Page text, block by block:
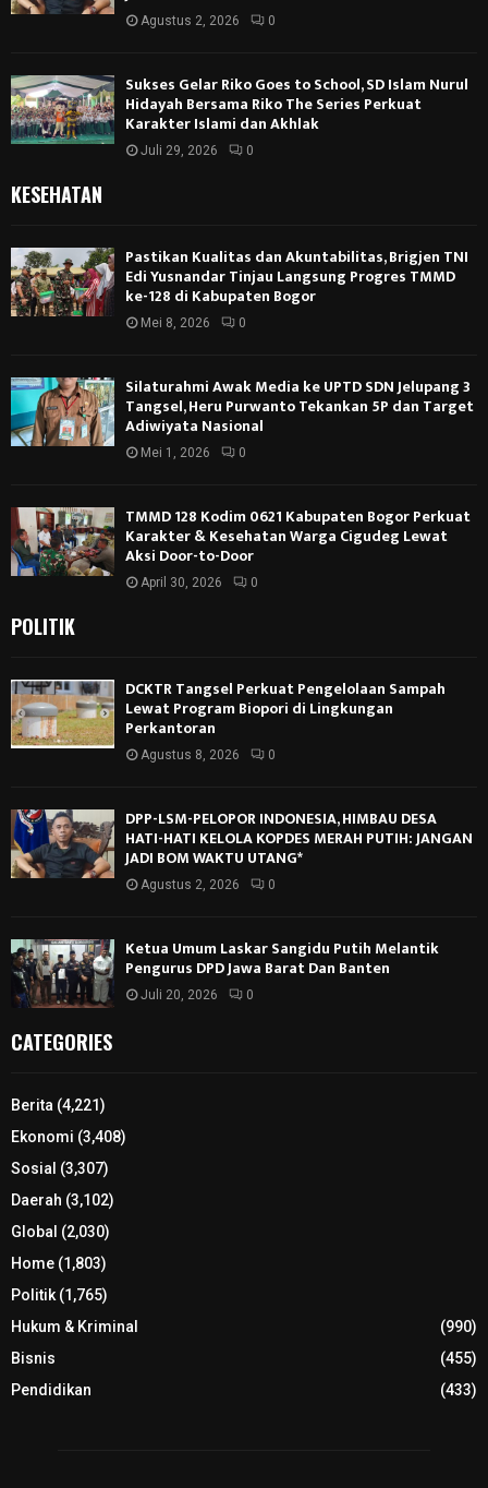
Agustus 2, 2026 0
Sukses Gelar Riko Goes to School, SD Islam Nurul
Hidayah Bersama Riko The Series Perkuat
Karakter Islami dan Akhlak
Juli 29, 2026 0
KESEHATAN
Pastikan Kualitas dan Akuntabilitas, Brigjen TNI
Edi Yusnandar Tinjau Langsung Progres TMMD
ke-128 di Kabupaten Bogor
Mei 8, 2026 0
Silaturahmi Awak Media ke UPTD SDN Jelupang 3
Tangsel, Heru Purwanto Tekankan 5P dan Target
Adiwiyata Nasional
Mei 1, 2026 0
TMMD 128 Kodim 0621 Kabupaten Bogor Perkuat
Karakter & Kesehatan Warga Cigudeg Lewat
Aksi Door-to-Door
April 30, 2026 0
POLITIK
DCKTR Tangsel Perkuat Pengelolaan Sampah
Lewat Program Biopori di Lingkungan
Perkantoran
Agustus 8, 2026 0
DPP-LSM-PELOPOR INDONESIA, HIMBAU DESA
HATI-HATI KELOLA KOPDES MERAH PUTIH: JANGAN
JADI BOM WAKTU UTANG*
Agustus 2, 2026 0
Ketua Umum Laskar Sangidu Putih Melantik
Pengurus DPD Jawa Barat Dan Banten
Juli 20, 2026 0
CATEGORIES
Berita (4,221)
Ekonomi (3,408)
Sosial (3,307)
Daerah (3,102)
Global (2,030)
Home (1,803)
Politik(1,765)
Hukum & Kriminal
(990)
Bisnis
(455)
Pendidikan
(433)